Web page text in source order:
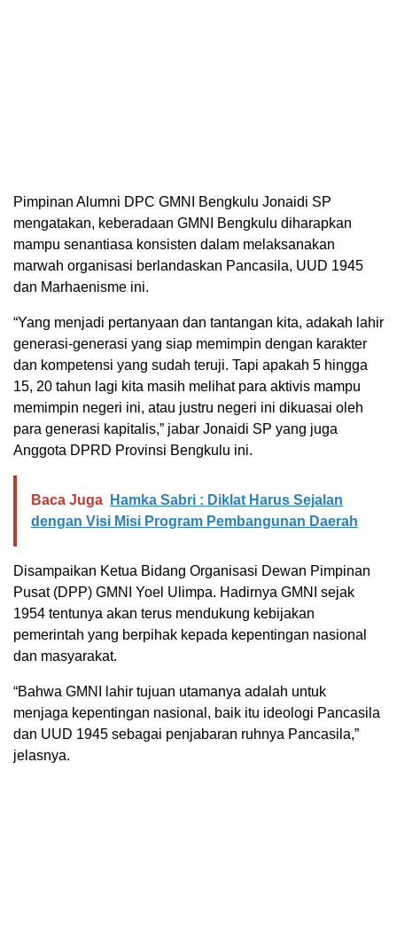
Pimpinan Alumni DPC GMNI Bengkulu Jonaidi SP
mengatakan, keberadaan GMNI Bengkulu diharapkan
mampu senantiasa konsisten dalam melaksanakan
marwah organisasi berlandaskan Pancasila, UUD 1945
dan Marhaenisme ini.
“Yang menjadi pertanyaan dan tantangan kita, adakah lahir
generasi-generasi yang siap memimpin dengan karakter
dan kompetensi yang sudah teruji. Tapi apakah 5 hingga
15, 20 tahun lagi kita masih melihat para aktivis mampu
memimpin negeri ini, atau justru negeri ini dikuasai oleh
para generasi kapitalis,” jabar Jonaidi SP yang juga
Anggota DPRD Provinsi Bengkulu ini.
Baca Juga
Hamka Sabri : Diklat Harus Sejalan
dengan Visi Misi Program Pembangunan Daerah
Disampaikan Ketua Bidang Organisasi Dewan Pimpinan
Pusat (DPP) GMNI Yoel Ulimpa. Hadirnya GMNI sejak
1954 tentunya akan terus mendukung kebijakan
pemerintah yang berpihak kepada kepentingan nasional
dan masyarakat.
“Bahwa GMNI lahir tujuan utamanya adalah untuk
menjaga kepentingan nasional, baik itu ideologi Pancasila
dan UUD 1945 sebagai penjabaran ruhnya Pancasila,”
jelasnya.